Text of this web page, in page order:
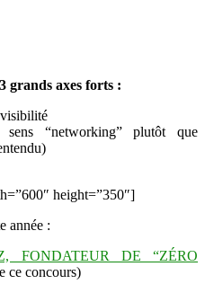
grands axes forts :
“networking” plutôt que
height=”350″]
année :
FONDATEUR DE “ZÉRO
ce concours)